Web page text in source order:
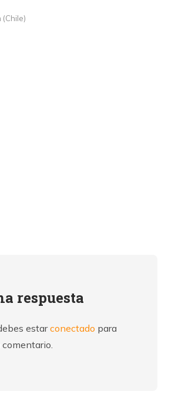
(Chile)
respuesta
estarconectado para